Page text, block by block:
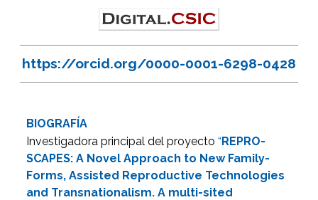
https://orcid.org/0000-0001-6298-0428
BIOGRAFÍA
Investigadora principal del proyecto“REPRO-
SCAPES: A Novel Approach to New Family-
Forms, Assisted Reproductive Technologies
and Transnationalism. A multi-sited